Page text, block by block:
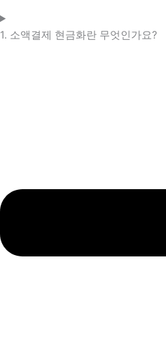
1. 소액결제 현금화란 무엇인가요?